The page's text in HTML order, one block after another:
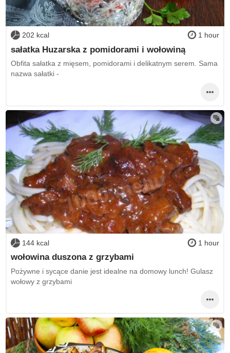
202 kcal 1 hour
sałatka Huzarska z pomidorami i wołowiną
Obfita sałatka z mięsem, pomidorami i delikatnym serem. Sama
nazwa sałatki -
144 kcal 1 hour
wołowina duszona z grzybami
Pożywne i sycące danie jest idealne na domowy lunch! Gulasz
wołowy z grzybami